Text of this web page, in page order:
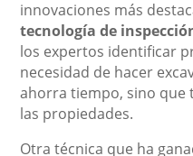
innovaciones más
tecnología de
los expertos identificar
necesidad de hacer
ahorra tiempo, sino que
las propiedades.
Otra técnica que ha